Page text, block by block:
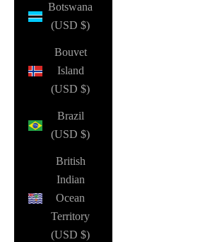
Botswana
(USD $)
Bouvet
Island
(USD $)
Brazil
(USD $)
British
Indian
Ocean
Territory
(USD $)